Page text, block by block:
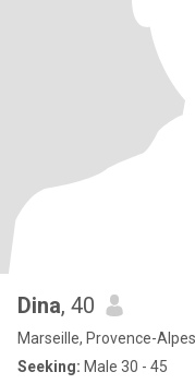
Dina, 40
Marseille, Provence-
Seeking: Male 30 - 45